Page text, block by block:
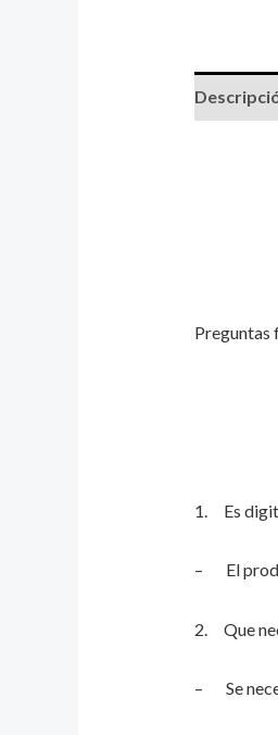
Preguntas
1. Es
– El
2. Que
– Se